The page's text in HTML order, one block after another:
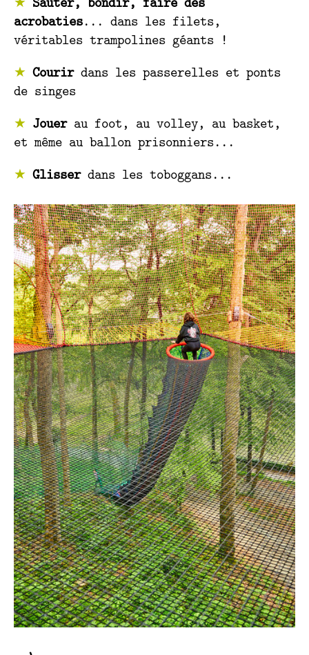
acrobaties... dans les filets,
véritables trampolines géants !
Courirdans les passerelles et ponts
de singes
Jouerau foot, au volley, au basket,
et même au ballon prisonniers...
Glisserdans les toboggans...